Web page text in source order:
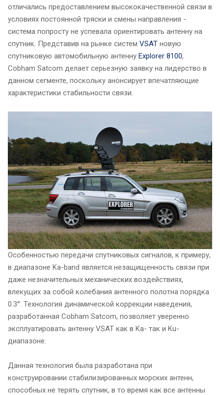
отличались предоставлением высококачественной связи в
условиях постоянной тряски и смены направления -
система попросту не успевала ориентировать антенну на
спутник. Представив на рынке систем VSAT новую
спутниковую автомобильную антенну Explorer 8100,
Cobham Satcom делает серьезную заявку на лидерство в
данном сегменте, поскольку анонсирует впечатляющие
характеристики стабильности связи.
Особенностью передачи спутниковых сигналов, к примеру,
в диапазоне Ka-band является незащищенность связи при
даже незначительных механических воздействиях,
влекущих за собой колебания антенного полотна порядка
0.3°. Технология динамической коррекции наведения,
разработанная Cobham Satcom, позволяет уверенно
эксплуатировать антенну VSAT как в Ka- так и Ku-
диапазоне.
Данная технология была разработана при
конструировании стабилизированных морских антенн,
способных не терять спутник, в то время как все антенны